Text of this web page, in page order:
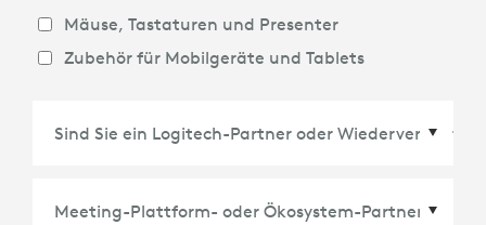
Mäuse, Tastaturen und Presenter
Zubehör für Mobilgeräte und Tablets